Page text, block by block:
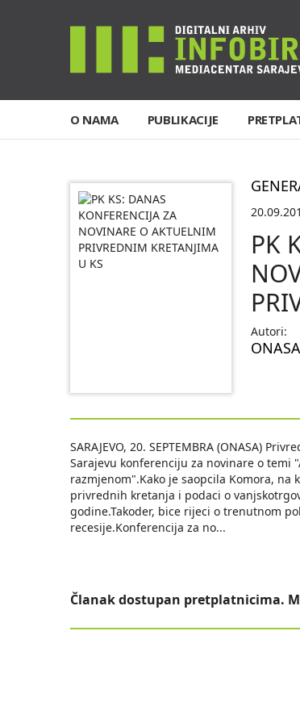
O NAMA PUBLIKACIJE
PK
Autori:
ONASA
SARAJEVO, 20. SEPTEMBRA (ONASA)
Sarajevu konferenciju za novinare o temi
razmjenom".Kako je saopcila Komora,
privrednih kretanja i podaci o
godine.Takoder, bice rijeci o trenutnom
recesije.Konferencija za no...
Članak dostupan pretplatnicima.